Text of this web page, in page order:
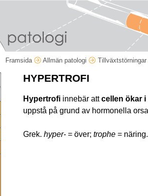
Framsida Allmän patologi Tillväxtstörningar
HYPERTROFI
Hypertrofi innebär attcellen ökar
uppstå på grund av hormonella
Grek. hyper- = över; trophe = näring.